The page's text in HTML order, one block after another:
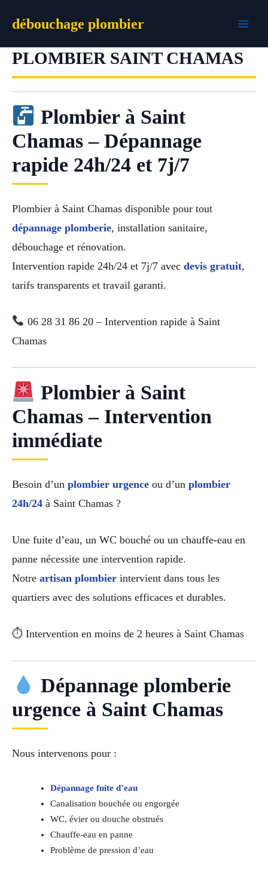
débouchage plombier
PLOMBIER SAINT CHAMAS
Plombier à Saint
Chamas – Dépannage
rapide 24h/24 et 7j/7
Plombier à Saint Chamas disponible pour tout
dépannage plomberie, installation sanitaire,
débouchage et rénovation.
Intervention rapide 24h/24 et 7j/7 avec devis gratuit,
tarifs transparents et travail garanti.
06 28 31 86 20 – Intervention rapide à Saint
Chamas
Plombier à Saint
Chamas – Intervention
immédiate
Besoin d’un plombier urgence ou d’un plombier
24h/24 à Saint Chamas ?
Une fuite d’eau, un WC bouché ou un chauffe-eau en
panne nécessite une intervention rapide.
Notre artisan plombier intervient dans tous les
quartiers avec des solutions efficaces et durables.
⏱ Intervention en moins de 2 heures à Saint Chamas
Dépannage plomberie
urgence à Saint Chamas
Nous intervenons pour :
Dépannage fuite d’eau
Canalisation bouchée ou engorgée
WC, évier ou douche obstrués
Chauffe-eau en panne
Problème de pression d’eau